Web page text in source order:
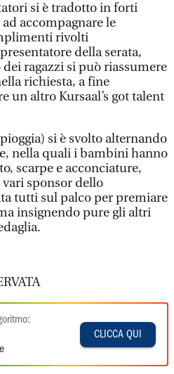
si è tradotto in forti
accompagnare le
rivolti
della serata,
ragazzi si può riassumere
richiesta, a fine
un altro Kursaal’s got talent
si è svolto alternando
nella quali i bambini hanno
scarpe e acconciature,
sponsor dello
tutti sul palco per premiare
insignendo pure gli altri
CLICCA QUI